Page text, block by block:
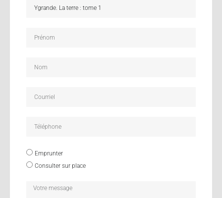
Emprunter
Consulter sur place